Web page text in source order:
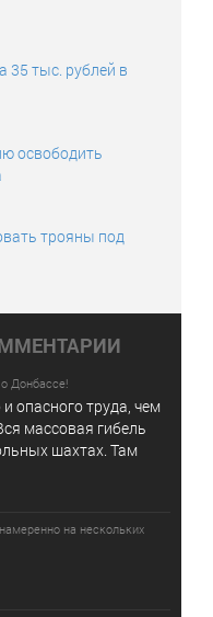
35 тыс. рублей в
освободить
трояны под
Донбассе!
опасного труда, чем
массовая гибель
шахтах. Там
на нескольких